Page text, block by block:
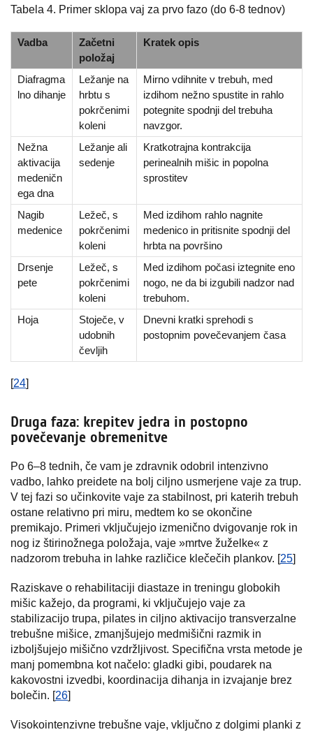
Tabela 4. Primer sklopa vaj za prvo fazo (do 6-8 tednov)
Vadba
Začetni
položaj
Kratek opis
Diafragma
lno dihanje
Ležanje na
hrbtu s
pokrčenimi
koleni
Mirno vdihnite v trebuh, med
izdihom nežno spustite in rahlo
potegnite spodnji del trebuha
navzgor.
Nežna
aktivacija
medeničn
ega dna
Ležanje ali
sedenje
Kratkotrajna kontrakcija
perinealnih mišic in popolna
sprostitev
Nagib
medenice
Ležeč, s
pokrčenimi
koleni
Med izdihom rahlo nagnite
medenico in pritisnite spodnji del
hrbta na površino
Drsenje
pete
Ležeč, s
pokrčenimi
koleni
Med izdihom počasi iztegnite eno
nogo, ne da bi izgubili nadzor nad
trebuhom.
Hoja
Stoječe, v
udobnih
čevljih
Dnevni kratki sprehodi s
postopnim povečevanjem časa
[24]
Druga faza: krepitev jedra in postopno
povečevanje obremenitve
Po 6–8 tednih, če vam je zdravnik odobril intenzivno
vadbo, lahko preidete na bolj ciljno usmerjene vaje za trup.
V tej fazi so učinkovite vaje za stabilnost, pri katerih trebuh
ostane relativno pri miru, medtem ko se okončine
premikajo. Primeri vključujejo izmenično dvigovanje rok in
nog iz štirinožnega položaja, vaje »mrtve žuželke« z
nadzorom trebuha in lahke različice klečečih plankov. [25]
Raziskave o rehabilitaciji diastaze in treningu globokih
mišic kažejo, da programi, ki vključujejo vaje za
stabilizacijo trupa, pilates in ciljno aktivacijo transverzalne
trebušne mišice, zmanjšujejo medmišični razmik in
izboljšujejo mišično vzdržljivost. Specifična vrsta metode je
manj pomembna kot načelo: gladki gibi, poudarek na
kakovostni izvedbi, koordinacija dihanja in izvajanje brez
bolečin. [26]
Visokointenzivne trebušne vaje, vključno z dolgimi planki z